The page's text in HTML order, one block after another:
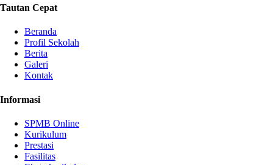
Tautan Cepat
Beranda
Profil Sekolah
Berita
Galeri
Kontak
Informasi
SPMB Online
Kurikulum
Prestasi
Fasilitas